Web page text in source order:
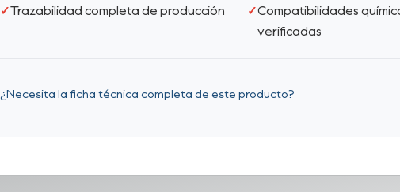
Trazabilidad completa de producción
Compatibilidades
verificadas
¿Necesita la ficha técnica completa de este producto?